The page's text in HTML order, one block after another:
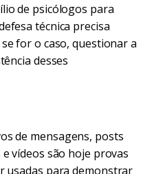
de psicólogos para
técnica precisa
for o caso, questionar a
desses
de mensagens, posts
vídeos são hoje provas
usadas para demonstrar